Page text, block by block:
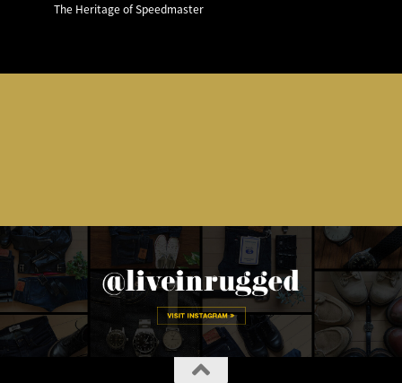
The Heritage of Speedmaster